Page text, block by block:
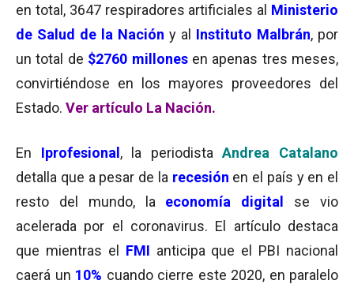
en total, 3647 respiradores artificiales al Ministerio
de Salud de la Nación y al Instituto Malbrán, por
un total de $2760 millones en apenas tres meses,
convirtiéndose en los mayores proveedores del
Estado. Ver artículo La Nación.
En Iprofesional , la periodista Andrea Catalano
detalla que a pesar de la recesión en el país y en el
resto del mundo, la economía digital
se vio
acelerada por el coronavirus. El artículo destaca
que mientras el FMI anticipa que el PBI nacional
caerá un 10% cuando cierre este 2020, en paralelo